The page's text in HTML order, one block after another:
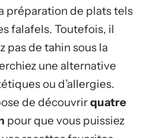
préparation de plats tels
falafels. Toutefois, il
pas de tahin sous la
une alternative
ou d’allergies.
de découvrirquatre
pour que vous puissiez